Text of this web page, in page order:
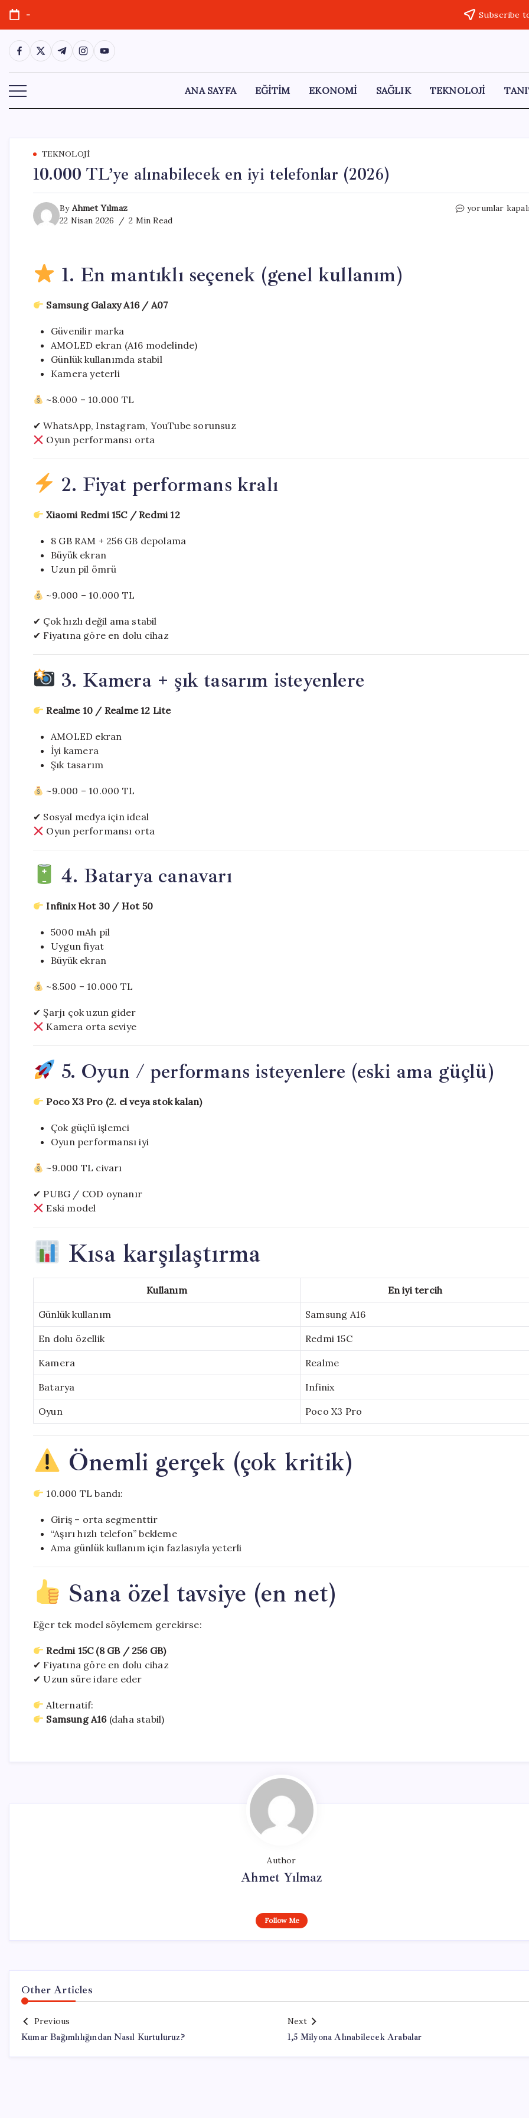
Skip
content
- Subscribe
https://www.facebook.com/
https://twitter.com/
https://t.me/
https://www.instagram.com/
https://youtube.com/
ANA SAYFA EĞİTİM EKONOMİ SAĞLIK TEKNOLOJİ
TEKNOLOJI
10.000 TL’ye alınabilecek en iyi telefonlar (2026)
By Ahmet Yılmaz
22 Nisan 2026
2 Min Read
10.000
yorumlar
1. En mantıklı seçenek (genel kullanım)
Samsung Galaxy A16 / A07
Güvenilir marka
AMOLED ekran (A16 modelinde)
Günlük kullanımda stabil
Kamera yeterli
~8.000 – 10.000 TL
✔ WhatsApp, Instagram, YouTube sorunsuz
Oyun performansı orta
2. Fiyat performans kralı
Xiaomi Redmi 15C / Redmi 12
8 GB RAM + 256 GB depolama
Büyük ekran
Uzun pil ömrü
~9.000 – 10.000 TL
✔ Çok hızlı değil ama stabil
✔ Fiyatına göre en dolu cihaz
3. Kamera + şık tasarım isteyenlere
Realme 10 / Realme 12 Lite
AMOLED ekran
İyi kamera
Şık tasarım
~9.000 – 10.000 TL
✔ Sosyal medya için ideal
Oyun performansı orta
4. Batarya canavarı
Infinix Hot 30 / Hot 50
5000 mAh pil
Uygun fiyat
Büyük ekran
~8.500 – 10.000 TL
✔ Şarjı çok uzun gider
Kamera orta seviye
5. Oyun / performans isteyenlere (eski ama güçlü)
Poco X3 Pro (2. el veya stok kalan)
Çok güçlü işlemci
Oyun performansı iyi
~9.000 TL civarı
✔ PUBG / COD oynanır
Eski model
Kısa karşılaştırma
Kullanım En iyi tercih
Günlük kullanım Samsung A16
En dolu özellik Redmi 15C
Kamera Realme
Batarya Infinix
Oyun Poco X3 Pro
Önemli gerçek (çok kritik)
10.000 TL bandı:
Giriş – orta segmenttir
“Aşırı hızlı telefon” bekleme
Ama günlük kullanım için fazlasıyla yeterli
Sana özel tavsiye (en net)
Eğer tek model söylemem gerekirse:
Redmi 15C (8 GB / 256 GB)
✔ Fiyatına göre en dolu cihaz
✔ Uzun süre idare eder
Alternatif:
Samsung A16(daha stabil)
Author
Ahmet Yılmaz
Follow Me
Other Articles
Previous
Kumar Bağımlılığından Nasıl Kurtuluruz?
Next
1,5 Milyona Alınabilecek Arabalar